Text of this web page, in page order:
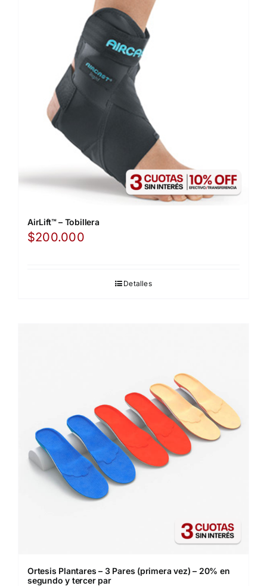
AirLift™ – Tobillera
$200.000
Detalles
Ortesis Plantares – 3 Pares (primera vez) – 20% en
segundo y tercer par